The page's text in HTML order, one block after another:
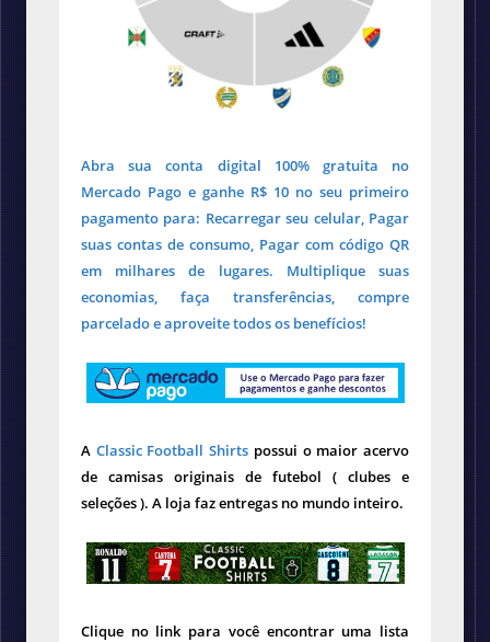
Abra sua conta digital 100% gratuita no
Mercado Pago e ganhe R$ 10 no seu primeiro
pagamento para: Recarregar seu celular, Pagar
suas contas de consumo, Pagar com código QR
em milhares de lugares. Multiplique suas
economias, faça transferências, compre
parcelado e aproveite todos os benefícios!
A Classic Football Shirts possui o maior acervo
de camisas originais de futebol ( clubes e
seleções ). A loja faz entregas no mundo inteiro.
Clique no link para você encontrar uma lista